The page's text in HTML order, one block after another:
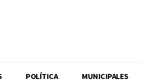
POLÍTICA MUNICIPALES